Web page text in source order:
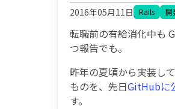
2016年05月11日 Rails 開
転職前の有給消化中も
つ報告でも。
昨年の夏頃から実装し
ものを、先日GitHubに
す。